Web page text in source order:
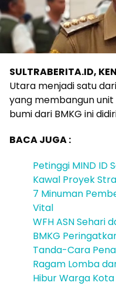
SULTRABERITA.ID,
Utara menjadi satu
yang membangun
bumi dari BMKG ini
BACA JUGA :
Petinggi MIND ID
Kawal Proyek
7 Minuman
Vital
WFH ASN Sehari
BMKG
Tanda-Cara
Ragam Lomba
Hibur Warga